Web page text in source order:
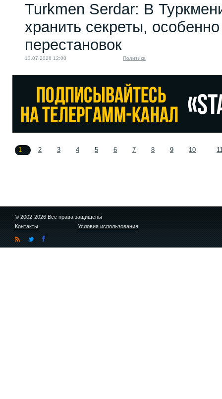
Turkmen Serdar: В
хранить секреты,
перестановок
13.07.2026 12:00 Политика
1 2 3 4 5 6 7 8 9 10
© 2002-2026 Все права защищены
Контакты
Условия использования